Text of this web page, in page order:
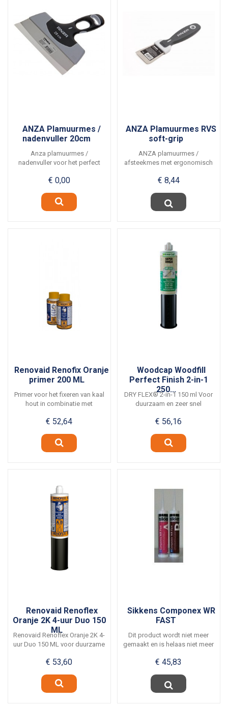
ANZA Plamuurmes /
nadenvuller 20cm
Anza plamuurmes /
nadenvuller voor het perfect
€ 0,00
ANZA Plamuurmes RVS
soft-grip
ANZA plamuurmes /
afsteekmes met ergonomisch
€ 8,44
Renovaid Renofix Oranje
primer 200 ML
Primer voor het fixeren van kaal
hout in combinatie met
€ 52,64
Woodcap Woodfill
Perfect Finish 2-in-1
250...
DRY FLEX® 2-in-1 150 ml Voor
duurzaam en zeer snel
€ 56,16
Renovaid Renoflex
Oranje 2K 4-uur Duo 150
ML
Renovaid Renoflex Oranje 2K 4-
uur Duo 150 ML voor duurzame
€ 53,60
Sikkens Componex WR
FAST
Dit product wordt niet meer
gemaakt en is helaas niet meer
€ 45,83